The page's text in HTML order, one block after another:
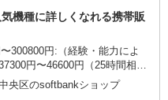
機種に詳しくなれる携帯販
300800円:（経験・能力によ
円〜46600円（25時間相
有無にかかわらず固定残業代
た、相当時間を超えて時間外
央区のsoftbankショップ